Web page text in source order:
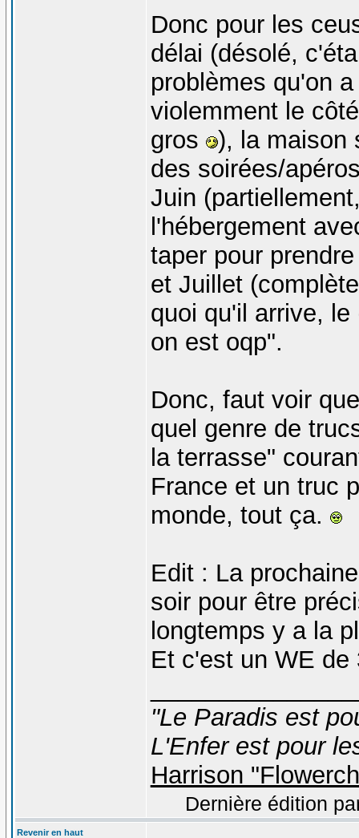
Donc pour les
délai (désolé,
problèmes qu'on
violemment le
gros
), la maison
des soirées/
Juin
l'hébergement
taper pour
et Juillet
quoi qu'il arrive,
on est oqp".
Donc, faut voir
quel genre de
la terrasse"
France et un truc
monde, tout ça.
Edit : La
soir pour être
longtemps y a la
Et c'est un WE de
"Le Paradis est
L'Enfer est pour
Harrison
Dernière édition
Revenir en haut